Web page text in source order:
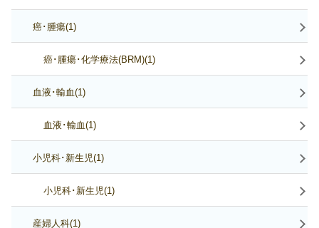
癌･腫瘍(1)
癌･腫瘍･化学療法(BRM)(1)
血液･輸血(1)
血液･輸血(1)
小児科･新生児(1)
小児科･新生児(1)
産婦人科(1)